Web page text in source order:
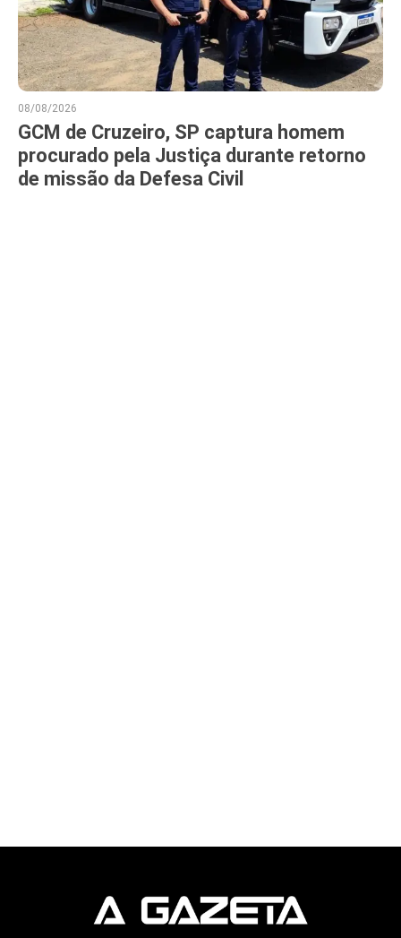
08/08/2026
GCM de Cruzeiro, SP captura homem
procurado pela Justiça durante retorno
de missão da Defesa Civil